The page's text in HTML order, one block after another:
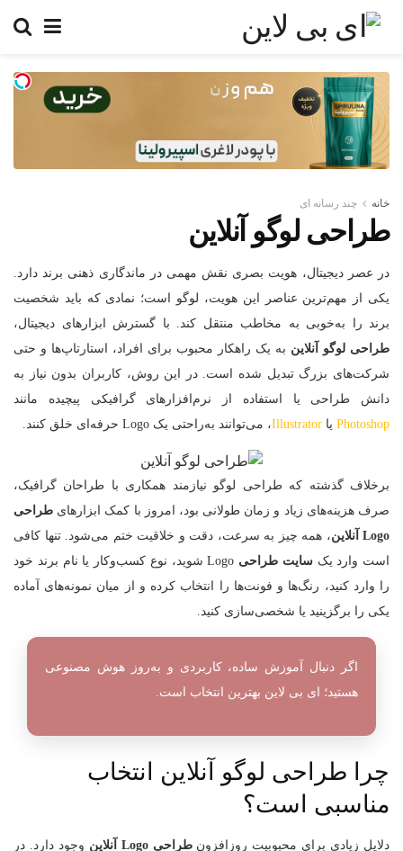
خانه چند رسانه ای
طراحی لوگو آنلاین
در عصر دیجیتال، هویت بصری نقش مهمی در ماندگاری ذهنی برند دارد.
یکی از مهم‌ترین عناصر این هویت، لوگو است؛ نمادی که باید شخصیت
برند را به‌خوبی به مخاطب منتقل کند. با گسترش ابزارهای دیجیتال،
طراحی لوگو آنلاین به یک راهکار محبوب برای افراد، استارتاپ‌ها و حتی
شرکت‌های بزرگ تبدیل شده است. در این روش، کاربران بدون نیاز به
دانش طراحی یا استفاده از نرم‌افزارهای گرافیکی پیچیده مانند
Photoshop یا Illustrator، می‌توانند به‌راحتی یک Logo حرفه‌ای خلق کنند.
برخلاف گذشته که طراحی لوگو نیازمند همکاری با طراحان گرافیک،
صرف هزینه‌های زیاد و زمان طولانی بود، امروز با کمک ابزارهای طراحی
Logo آنلاین
، همه چیز به سرعت، دقت و خلاقیت ختم می‌شود. تنها کافی
است وارد یکسایت طراحی
Logo شوید، نوع کسب‌وکار یا نام برند خود
را وارد کنید، رنگ‌ها و فونت‌ها را انتخاب کرده و از میان نمونه‌های آماده
یکی را برگزینید یا شخصی‌سازی کنید.
اگر دنبال آموزش ساده، کاربردی و به‌روز هوش مصنوعی
هستید؛ ای بی لاین بهترین انتخاب است.
چرا طراحی لوگو آنلاین انتخاب
مناسبی است؟
دلایل زیادی برای محبوبیت روزافزونطراحی Logo آنلاین
وجود دارد. در